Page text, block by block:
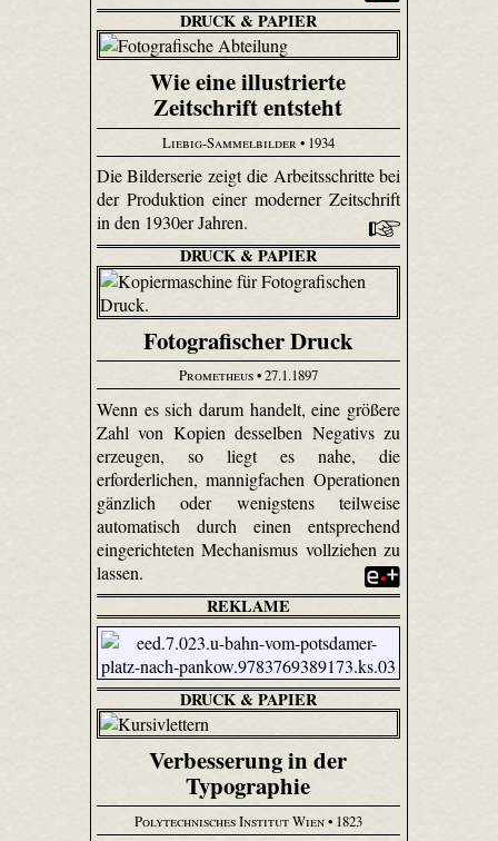
DRUCK & PAPIER
Wie eine illustrierte
Zeitschrift entsteht
Liebig-Sammelbilder• 1934
Die Bilderserie zeigt die Arbeitsschritte bei
der Produktion einer moderner Zeitschrift
in den 1930er Jahren.
DRUCK & PAPIER
Fotografischer Druck
Prometheus• 27.1.1897
Wenn es sich darum handelt, eine größere
Zahl von Kopien desselben Negativs zu
erzeugen, so liegt es nahe, die
erforderlichen, mannigfachen Operationen
gänzlich oder wenigstens teilweise
automatisch durch einen entsprechend
eingerichteten Mechanismus vollziehen zu
lassen.
REKLAME
DRUCK & PAPIER
Verbesserung in der
Typographie
Polytechnisches Institut Wien• 1823